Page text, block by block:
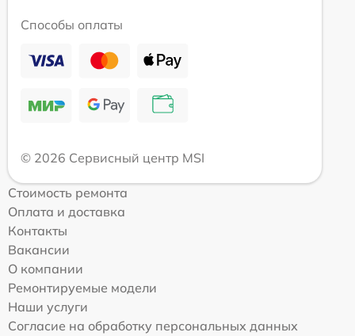
Способы оплаты
© 2026 Сервисный центр MSI
Стоимость ремонта
Оплата и доставка
Контакты
Вакансии
О компании
Ремонтируемые модели
Наши услуги
Согласие на обработку персональных данных